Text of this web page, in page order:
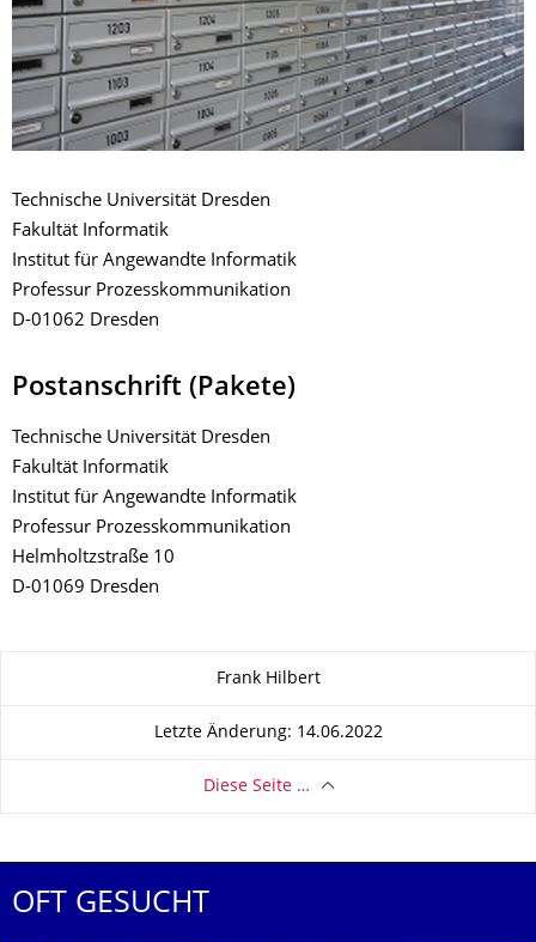
Technische Universität Dresden
Fakultät Informatik
Institut für Angewandte Informatik
Professur Prozesskommunikation
D-01062 Dresden
Postanschrift (Pakete)
Technische Universität Dresden
Fakultät Informatik
Institut für Angewandte Informatik
Professur Prozesskommunikation
Helmholtzstraße 10
D-01069 Dresden
Frank Hilbert
Letzte Änderung: 14.06.2022
Diese Seite …
OFT GESUCHT